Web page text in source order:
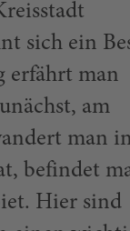
sich ein
erfährt man
am
man
befindet
Hier sind